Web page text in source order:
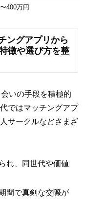
400万円
ングアプリから
徴や選び方を整
いの手段を積極的
ではマッチングアプ
サークルなどさまざ
れ、同世代や価値
間で真剣な交際が